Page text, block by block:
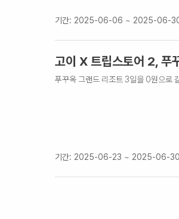
기간: 2025-06-06 ~ 2025-06-
고이 X 트립스토어 2, 푸
푸꾸옥 그랜드 리조트 3일을 0원으로
기간: 2025-06-23 ~ 2025-06-30